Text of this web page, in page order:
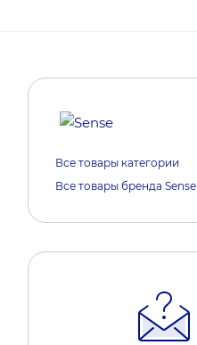
Все товары категории
Все товары бренда Sense